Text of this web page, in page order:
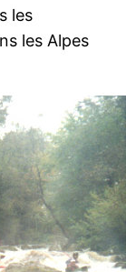
les
les Alpes